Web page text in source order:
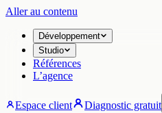
Aller au contenu
Développement
Studio
Références
L’agence
Espace client Diagnostic gratuit